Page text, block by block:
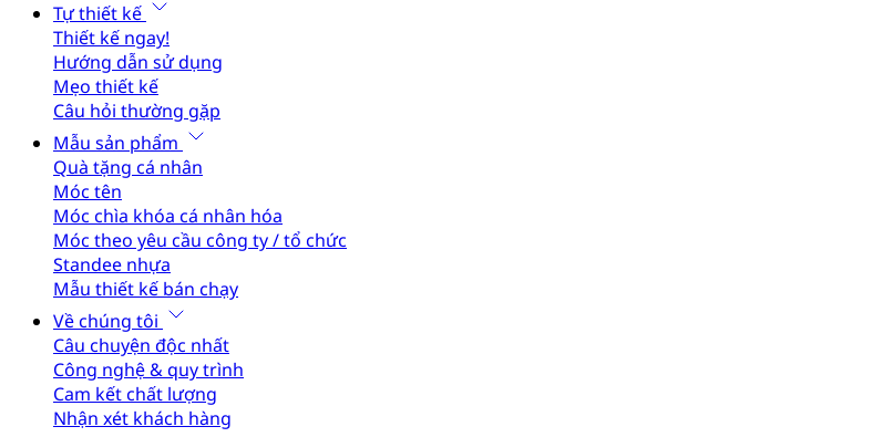
Tự thiết kế
Thiết kế ngay!
Hướng dẫn sử dụng
Mẹo thiết kế
Câu hỏi thường gặp
Mẫu sản phẩm
Quà tặng cá nhân
Móc tên
Móc chìa khóa cá nhân hóa
Móc theo yêu cầu công ty / tổ chức
Standee nhựa
Mẫu thiết kế bán chạy
Về chúng tôi
Câu chuyện độc nhất
Công nghệ & quy trình
Cam kết chất lượng
Nhận xét khách hàng